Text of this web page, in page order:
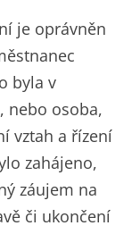
je oprávněn
byla v
nebo osoba,
vztah a řízení
zahájeno,
záujem na
či ukončení